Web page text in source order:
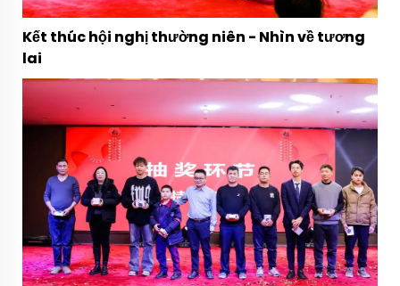
Kết thúc hội nghị thường niên - Nhìn về tương
lai